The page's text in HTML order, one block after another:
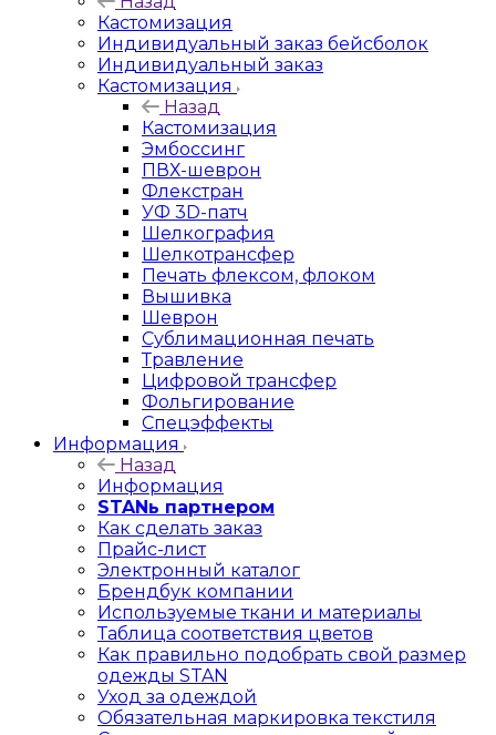
Кастомизация
Индивидуальный заказ бейсболок
Индивидуальный заказ
Кастомизация
Назад
Кастомизация
Эмбоссинг
ПВХ-шеврон
Флекстран
УФ 3D-патч
Шелкография
Шелкотрансфер
Печать флексом, флоком
Вышивка
Шеврон
Сублимационная печать
Травление
Цифровой трансфер
Фольгирование
Спецэффекты
Информация
Назад
Информация
STANь партнером
Как сделать заказ
Прайс-лист
Электронный каталог
Брендбук компании
Используемые ткани и материалы
Таблица соответствия цветов
Как правильно подобрать свой размер
одежды STAN
Уход за одеждой
Обязательная маркировка текстиля